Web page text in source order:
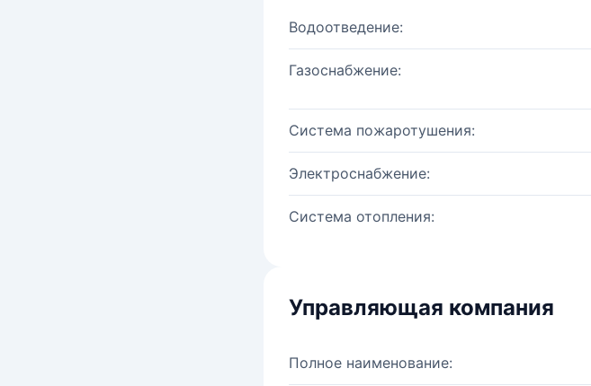
Водоотведение:
Газоснабжение:
Система пожаротушения:
Электроснабжение:
Система отопления:
Управляющая компания
Полное наименование: